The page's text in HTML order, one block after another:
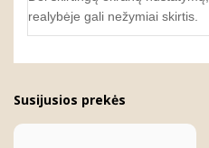
realybėje gali nežymiai skirtis.
Susijusios prekės